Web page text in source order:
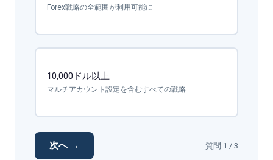
Forex戦略の全範囲が利用可能に
10,000ドル以上
マルチアカウント設定を含むすべての戦略
次へ → 質問 1 / 3